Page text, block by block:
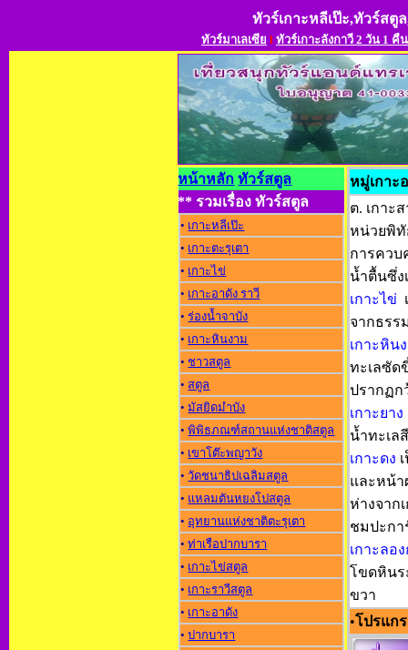
ทัวร์เกาะหลีเป๊ะ,ทัวร์สตู
ทัวร์มาเลเซีย l ทัวร์เกาะลังกาวี 2 วัน 1 คืน
หน้าหลัก ทัวร์สตูล
** รวมเรื่อง ทัวร์สตูล
• เกาะหลีเป๊ะ
• เกาะตะรุเตา
• เกาะไข่
• เกาะอาดัง ราว
• ร่องน้ำจาบัง
• เกาะหินงาม
• ชาวสตูล
• สตูล
• มัสยิดมำบัง
• พิพิธภณฑ์สถานแห่งชาติสตูล
• เขาโต๊ะพญาวัง
• วัดชนาธิปเฉลิมสตูล
• แหลมตันหยงโปสตูล
• อุทยานแห่งชาติตะรุเตา
• ท่าเรือปากบารา
• เกาะไข่สตูล
• เกาะราวีสตูล
• เกาะอาดัง
• ปากบารา
หมู่เกาะ
ต. เกาะ
หน่วยพิทั
การควบ
น้ำตื้นซึ่ง
เกาะไข
จากธรร
เกาะหิน
ทะเลซัด
ปรากฏก
เกาะยาง
น้ำทะเล
เกาะดง
และหน้า
ห่างจาก
ชมปะกา
เกาะลอ
โขดหินร
ขวา
•โปรแก